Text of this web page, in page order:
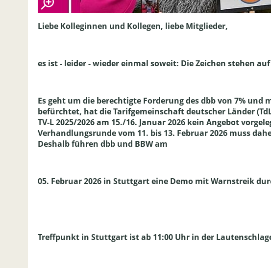
Liebe Kolleginnen und Kollegen, liebe Mitglieder,
es ist - leider - wieder einmal soweit: Die Zeichen stehen
Es geht um die berechtigte Forderung des dbb von 7% und
befürchtet, hat die Tarifgemeinschaft deutscher Länder
TV-L 2025/2026 am 15./16. Januar 2026 kein Angebot
Verhandlungsrunde vom 11. bis 13. Februar 2026 muss
Deshalb führen dbb und BBW am
05. Februar 2026 in Stuttgart eine Demo mit Warnstreik
Treffpunkt in Stuttgart ist ab 11:00 Uhr in der